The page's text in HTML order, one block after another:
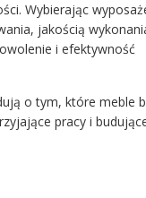
Wybierając
jakością
i efektywność
o tym, które meble
pracy i